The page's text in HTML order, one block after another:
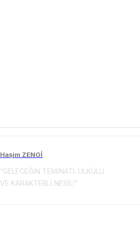
Haşim ZENGİ
“GELECEĞİN TEMİNATI: ÜLKÜLÜ
VE KARAKTERLİ NESİL!”